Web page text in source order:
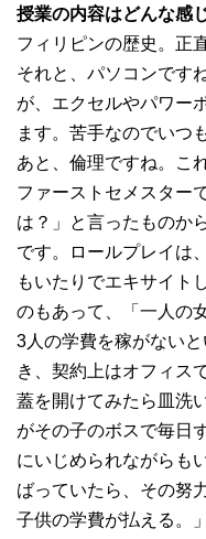
授業の内容はどんな感
フィリピンの歴史。正
それと、パソコンです
が、エクセルやパワー
ます。苦手なのでいつ
あと、倫理ですね。こ
ファーストセメスター
は？」と言ったものか
です。ロールプレイは
もいたりでエキサイト
のもあって、「一人の
3人の学費を稼がない
き、契約上はオフィス
蓋を開けてみたら皿洗
がその子のボスで毎日
にいじめられながらも
ばっていたら、その努
子供の学費が払える。